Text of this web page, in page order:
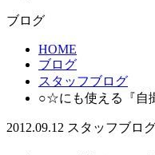
ブログ
HOME
ブログ
スタッフブログ
○☆にも使える『自
2012.09.12 スタッフブロ